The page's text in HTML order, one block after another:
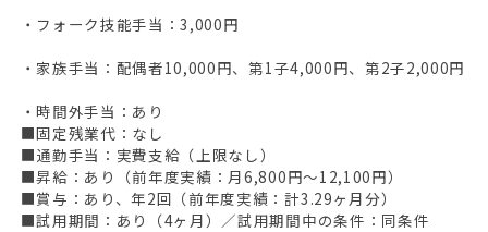
・フォーク技能手当：3,000円
・家族手当：配偶者10,000円、第1子4,000円、第2子2,000円
・時間外手当：あり
■固定残業代：なし
■通勤手当：実費支給（上限なし）
■昇給：あり（前年度実績：月6,800円〜12,100円）
■賞与：あり、年2回（前年度実績：計3.29ヶ月分）
■試用期間：あり（4ヶ月）／試用期間中の条件：同条件